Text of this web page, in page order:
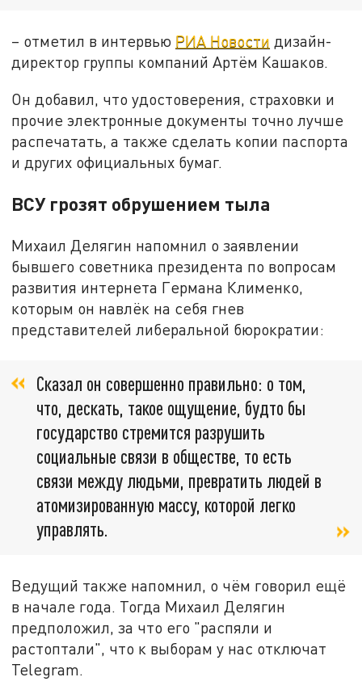
– отметил в интервью РИА Новости дизайн-
директор группы компаний Артём Кашаков.
Он добавил, что удостоверения, страховки и
прочие электронные документы точно лучше
распечатать, а также сделать копии паспорта
и других официальных бумаг.
ВСУ грозят обрушением тыла
Михаил Делягин напомнил о заявлении
бывшего советника президента по вопросам
развития интернета Германа Клименко,
которым он навлёк на себя гнев
представителей либеральной бюрократии:
Сказал он совершенно правильно: о том,
что, дескать, такое ощущение, будто бы
государство стремится разрушить
социальные связи в обществе, то есть
связи между людьми, превратить людей в
атомизированную массу, которой легко
управлять.
Ведущий также напомнил, о чём говорил ещё
в начале года. Тогда Михаил Делягин
предположил, за что его "распяли и
растоптали", что к выборам у нас отключат
Telegram.